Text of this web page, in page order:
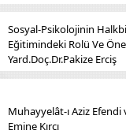
Sosyal-Psikolojinin
Eğitimindeki Rolü Ve
Yard.Doç.Dr.Pakize Erciş
Muhayyelât-ı Aziz Efendi
Emine Kırcı